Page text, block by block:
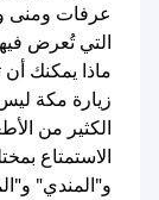
عرفات ومنى
التي تُعرض
ماذا يمكنك
زيارة مكة
الكثير من
الاستمتاع
و"المندي"